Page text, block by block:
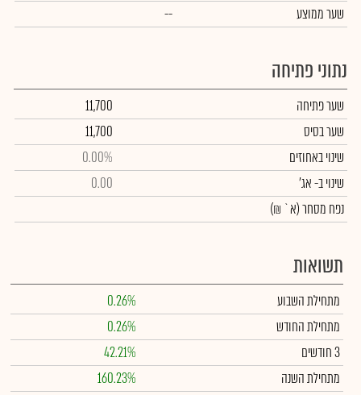
שער ממוצע
--
נתוני פתיחה
שער פתיחה
11,700
שער בסיס
11,700
שינוי באחוזים
0.00%
שינויב- אג'
0.00
נפח מסחר(א` ₪)
תשואות
מתחילת השבוע
0.26%
מתחילת החודש
0.26%
3 חודשים
42.21%
מתחילת השנה
160.23%